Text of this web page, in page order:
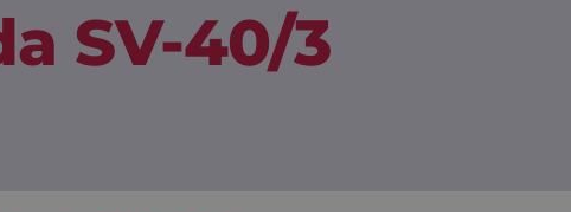
SV-40/3